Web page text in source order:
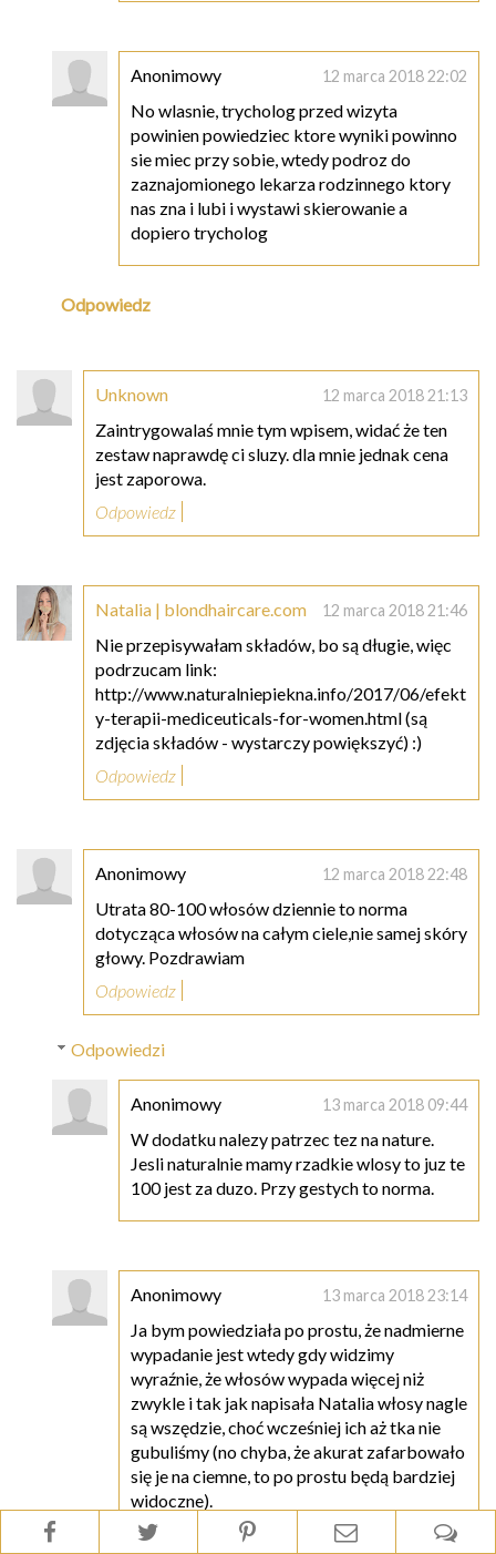
Anonimowy 12 marca 2018 22:02
No wlasnie, trycholog przed wizyta
powinien powiedziec ktore wyniki powinno
sie miec przy sobie, wtedy podroz do
zaznajomionego lekarza rodzinnego ktory
nas zna i lubi i wystawi skierowanie a
dopiero trycholog
Odpowiedz
Unknown 12 marca 2018 21:13
Zaintrygowalaś mnie tym wpisem, widać że ten
zestaw naprawdę ci sluzy. dla mnie jednak cena
jest zaporowa.
Odpowiedz
Natalia | blondhaircare.com 12 marca 2018 21:46
Nie przepisywałam składów, bo są długie, więc
podrzucam link:
http://www.naturalniepiekna.info/2017/06/efekt
y-terapii-mediceuticals-for-women.html (są
zdjęcia składów - wystarczy powiększyć) :)
Odpowiedz
Anonimowy 12 marca 2018 22:48
Utrata 80-100 włosów dziennie to norma
dotycząca włosów na całym ciele,nie samej skóry
głowy. Pozdrawiam
Odpowiedz
Odpowiedzi
Anonimowy 13 marca 2018 09:44
W dodatku nalezy patrzec tez na nature.
Jesli naturalnie mamy rzadkie wlosy to juz te
100 jest za duzo. Przy gestych to norma.
Anonimowy 13 marca 2018 23:14
Ja bym powiedziała po prostu, że nadmierne
wypadanie jest wtedy gdy widzimy
wyraźnie, że włosów wypada więcej niż
zwykle i tak jak napisała Natalia włosy nagle
są wszędzie, choć wcześniej ich aż tka nie
gubuliśmy (no chyba, że akurat zafarbowało
się je na ciemne, to po prostu będą bardziej
widoczne).
Eve kiedyś pisała, że przestaje łysieć dopiero
gdy włosy wypadają jej poniżej 50 dziennie,